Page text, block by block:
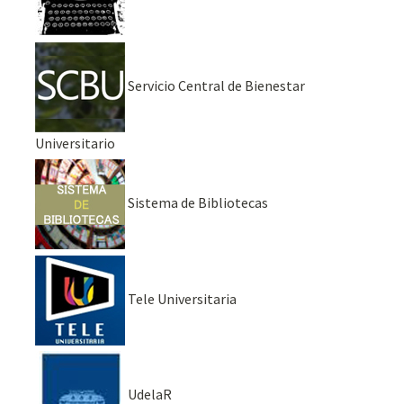
Servicio Central de Bienestar
Universitario
Sistema de Bibliotecas
Tele Universitaria
UdelaR